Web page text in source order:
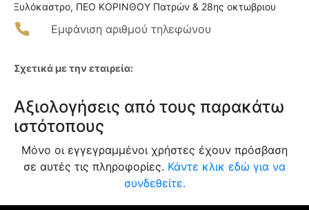
Ξυλόκαστρο, ΠΕΟ ΚΟΡΙΝΘΟΥ Πατρών & 28ης οκτωβριου
Εμφάνιση αριθμού τηλεφώνου
Σχετικά με την εταιρεία:
Αξιολογήσεις από τους παρακάτω
ιστότοπους
Μόνο οι εγγεγραμμένοι χρήστες έχουν πρόσβαση
σε αυτές τις πληροφορίες. Κάντε κλικ εδώ για να
συνδεθείτε.